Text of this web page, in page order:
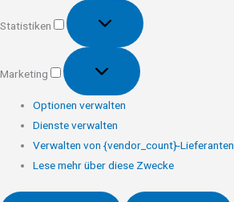
Statistiken
Statistiken
Marketing
Marketing
Optionen verwalten
Dienste verwalten
Verwalten von {vendor_count}-Lieferanten
Lese mehr über diese Zwecke